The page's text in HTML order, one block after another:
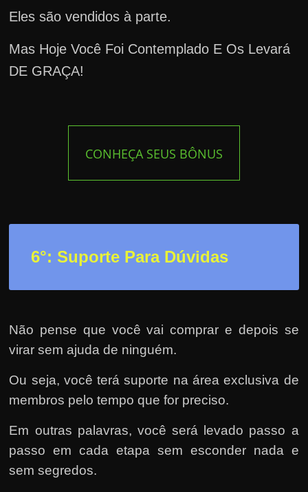
Eles são vendidos à parte.
Mas Hoje Você Foi Contemplado E Os Levará
DE GRAÇA!
CONHEÇA SEUS BÔNUS
6°: Suporte Para Dúvidas
Não pense que você vai comprar e depois se
virar sem ajuda de ninguém.
Ou seja, você terá suporte na área exclusiva de
membros pelo tempo que for preciso.
Em outras palavras, você será levado passo a
passo em cada etapa sem esconder nada e
sem segredos.